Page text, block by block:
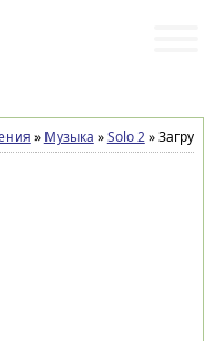
» Музыка »Solo 2»Загрузка